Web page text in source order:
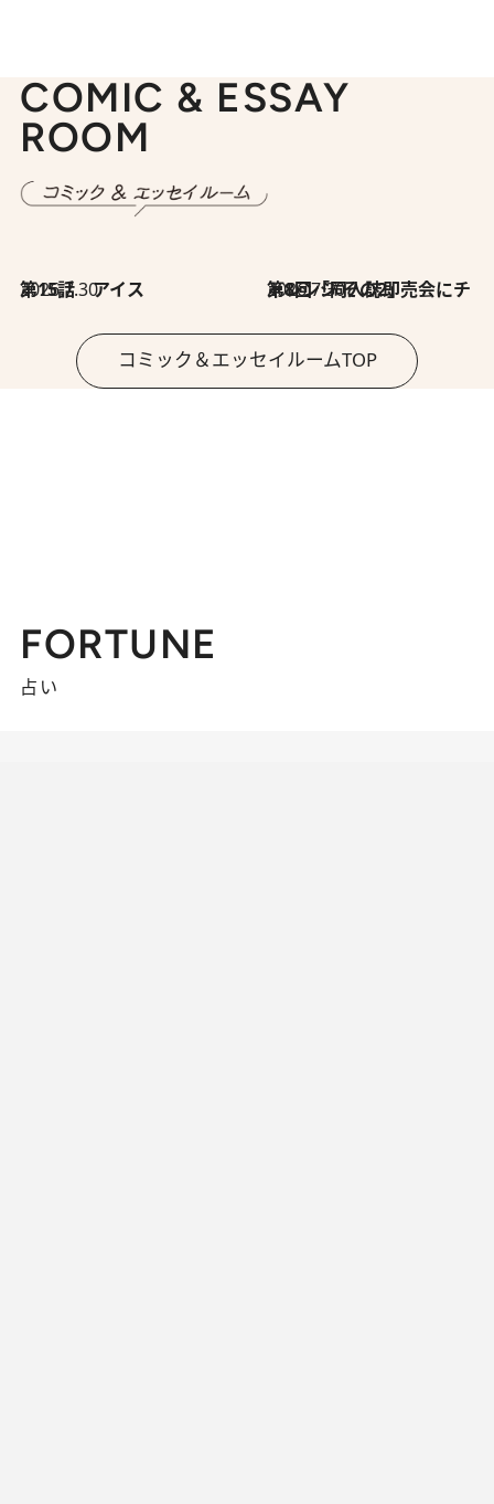
COMIC & ESSAY
ROOM
2026.7.30
第15話 アイス 2026.7.30
第8回「同人誌即売会にチャレンジ その2」
コミック＆エッセイルームTOP
FORTUNE
占い